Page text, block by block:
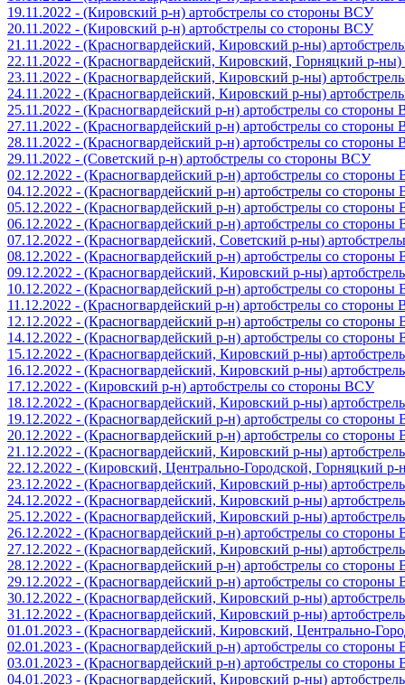
19.11.2022 - (Кировский р-н) артобстрелы со стороны ВСУ
20.11.2022 - (Кировский р-н) артобстрелы со стороны ВСУ
21.11.2022 - (Красногвардейский, Кировский р-ны)
22.11.2022 - (Красногвардейский, Кировский, Горняцкий р-
23.11.2022 - (Красногвардейский, Кировский р-ны)
24.11.2022 - (Красногвардейский, Кировский р-ны)
25.11.2022 - (Красногвардейский р-н) артобстрелы со стороны
27.11.2022 - (Красногвардейский р-н) артобстрелы со стороны
28.11.2022 - (Красногвардейский р-н) артобстрелы со стороны
29.11.2022 - (Советский р-н) артобстрелы со стороны ВСУ
02.12.2022 - (Красногвардейский р-н) артобстрелы со
04.12.2022 - (Красногвардейский р-н) артобстрелы со
05.12.2022 - (Красногвардейский р-н) артобстрелы со
06.12.2022 - (Красногвардейский р-н) артобстрелы со
07.12.2022 - (Красногвардейский, Советский р-ны)
08.12.2022 - (Красногвардейский р-н) артобстрелы со
09.12.2022 - (Красногвардейский, Кировский р-ны)
10.12.2022 - (Красногвардейский р-н) артобстрелы со
11.12.2022 - (Красногвардейский р-н) артобстрелы со стороны
12.12.2022 - (Красногвардейский р-н) артобстрелы со
14.12.2022 - (Красногвардейский р-н) артобстрелы со
15.12.2022 - (Красногвардейский, Кировский р-ны)
16.12.2022 - (Красногвардейский, Кировский р-ны)
17.12.2022 - (Кировский р-н) артобстрелы со стороны ВСУ
18.12.2022 - (Красногвардейский, Кировский р-ны)
19.12.2022 - (Красногвардейский р-н) артобстрелы со
20.12.2022 - (Красногвардейский р-н) артобстрелы со
21.12.2022 - (Красногвардейский, Кировский р-ны)
22.12.2022 - (Кировский, Центрально-Городской, Горняцкий
23.12.2022 - (Красногвардейский, Кировский р-ны)
24.12.2022 - (Красногвардейский, Кировский р-ны)
25.12.2022 - (Красногвардейский, Кировский р-ны)
26.12.2022 - (Красногвардейский р-н) артобстрелы со
27.12.2022 - (Красногвардейский, Кировский р-ны)
28.12.2022 - (Красногвардейский р-н) артобстрелы со
29.12.2022 - (Красногвардейский р-н) артобстрелы со
30.12.2022 - (Красногвардейский, Кировский р-ны)
31.12.2022 - (Красногвардейский, Кировский р-ны)
01.01.2023 - (Красногвардейский, Кировский, Центрально-
02.01.2023 - (Красногвардейский р-н) артобстрелы со
03.01.2023 - (Красногвардейский р-н) артобстрелы со
04.01.2023 - (Красногвардейский, Кировский р-ны)